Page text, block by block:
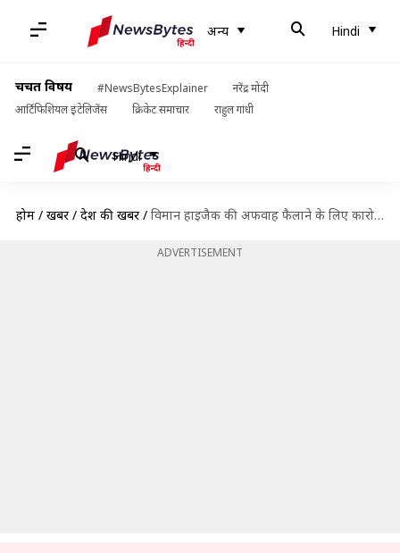
अन्य Hindi
चर्चित विषय #NewsBytesExplainer
नरेंद्र मोदी
आर्टिफिशियल इंटेलिजेंस
क्रिकेट समाचार राहुल गांधी
Hindi
होम / खबरें / देश की खबरें / विमान हाइजैक की अफवाह फैलाने के लिए कारोबारी को उम्रकैद, लगा 5 करोड़ रुपये का जुर्माना
ADVERTISEMENT